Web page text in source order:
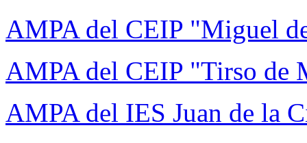
AMPA del CEIP "Miguel
AMPA del CEIP "Tirso de
AMPA del IES Juan de la